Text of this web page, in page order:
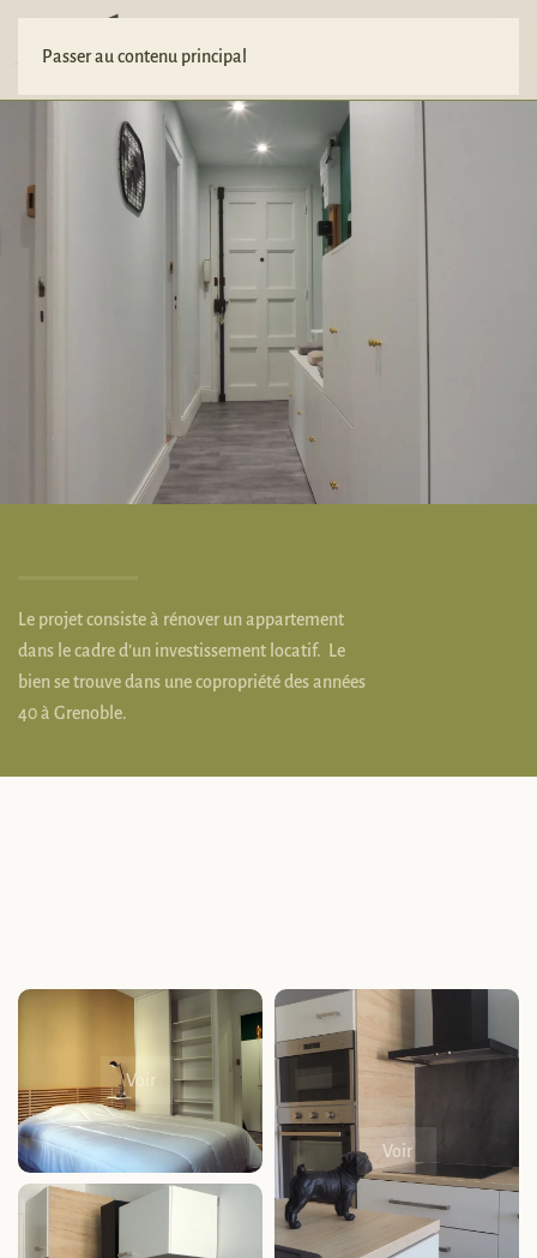
Passer au contenu principal
Le projet consiste à rénover un appartement
dans le cadre d’un investissement locatif. Le
bien se trouve dans une copropriété des années
40 à Grenoble.
Voir
Voir